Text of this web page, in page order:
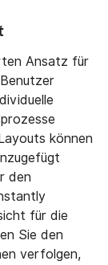
Ansatz für
können
den
für die
Sie den
verfolgen,